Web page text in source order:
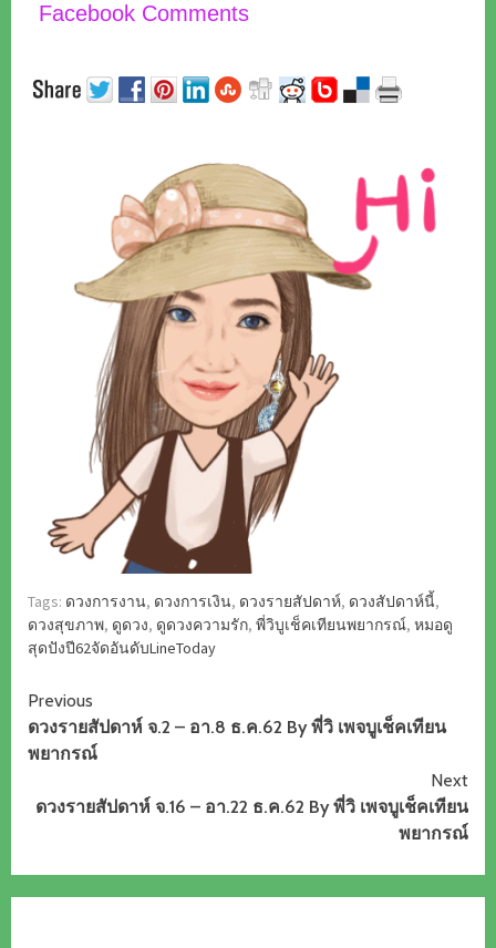
Facebook Comments
Tags: ดวงการงาน, ดวงการเงิน, ดวงรายสัปดาห์, ดวงสัปดาห์นี้,
ดวงสุขภาพ, ดูดวง, ดูดวงความรัก, พี่วิบูเช็คเทียนพยากรณ์, หมอดู
สุดปังปี62จัดอันดับLineToday
Continue
Reading
Previous
ดวงรายสัปดาห์ จ.2 – อา.8 ธ.ค.62 By พี่วิ เพจบูเช็คเทียน
พยากรณ์
Next
ดวงรายสัปดาห์ จ.16 – อา.22 ธ.ค.62 By พี่วิ เพจบูเช็คเทียน
พยากรณ์